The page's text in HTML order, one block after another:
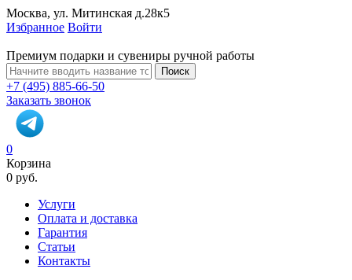
Москва, ул. Митинская д.28к5
Избранное Войти
Премиум подарки и сувениры ручной работы
Поиск
+7 (495) 885-66-50
Заказать звонок
0
Корзина
0 руб.
Услуги
Оплата и доставка
Гарантия
Статьи
Контакты